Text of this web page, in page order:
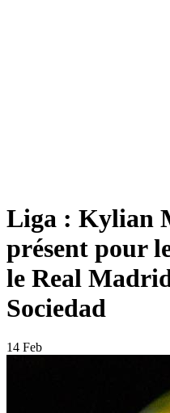
Liga : Kylian
présent pour
le Real
Sociedad
14 Feb